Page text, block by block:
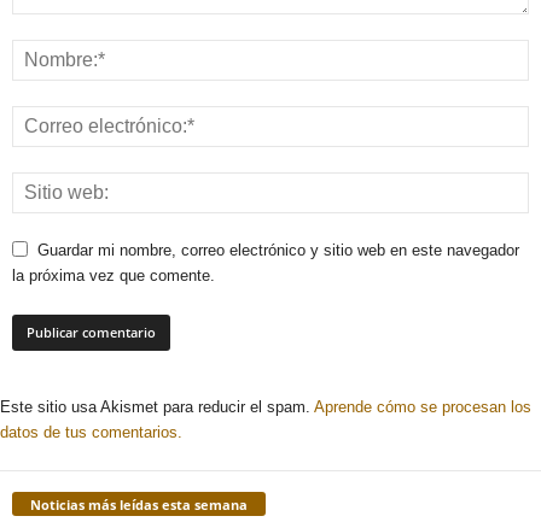
Guardar mi nombre, correo electrónico y sitio web en este navegador
la próxima vez que comente.
Este sitio usa Akismet para reducir el spam. Aprende cómo se procesan los
datos de tus comentarios.
Noticias más leídas esta semana